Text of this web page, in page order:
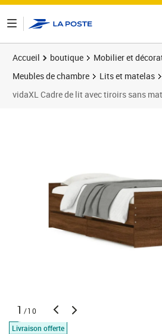
Accueil boutique
Mobilier et
Meubles de chambre
Lits et matelas
vidaXL Cadre de lit avec tiroirs sans
1 /10
Livraison offerte